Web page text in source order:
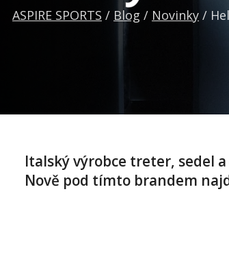
ASPIRE SPORTS / Blog / Novinky /
Italský výrobce treter, sedel
Nově pod tímto brandem